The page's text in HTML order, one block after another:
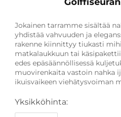
Jokainen tarramme sisältää
yhdistää vahvuuden ja
rakenne kiinnittyy tiukasti
matkalaukkuun tai
edes epäsäännöllisessä
muovirenkaita vastoin nahka
ikuisvaikeen viehätysvoiman
Yksikköhinta: